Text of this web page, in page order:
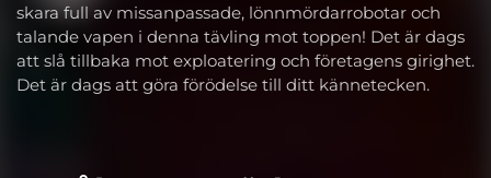
skara full av missanpassade, lönnmördarrobotar och
talande vapen i denna tävling mot toppen! Det är dags
att slå tillbaka mot exploatering och företagens girighet.
Det är dags att göra förödelse till ditt kännetecken.